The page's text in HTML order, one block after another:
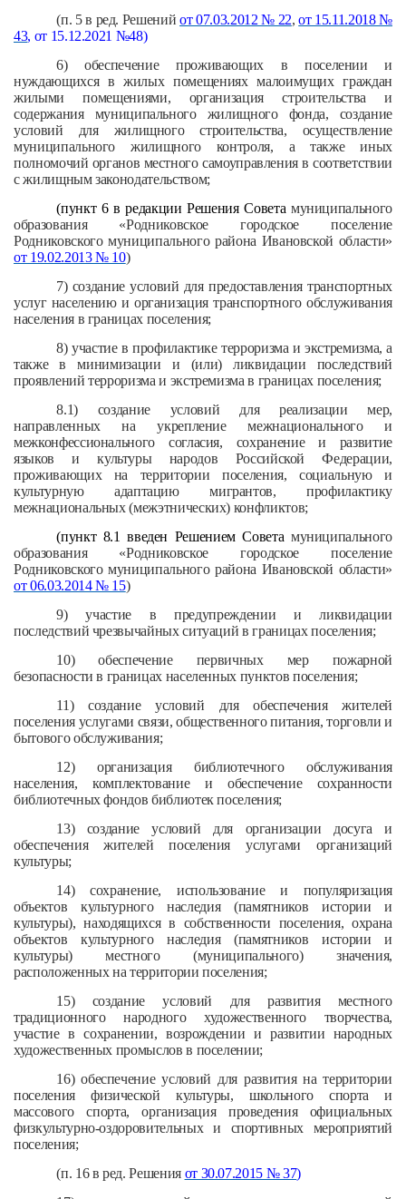
(п. 5 в ред. Решенийот 07.03.2012 № 22,от 15.11.2018 №
43, от 15.12.2021 №48)
6) обеспечение проживающих в поселении и
нуждающихся в жилых помещениях малоимущих граждан
жилыми помещениями, организация строительства и
содержания муниципального жилищного фонда, создание
условий для жилищного строительства, осуществление
муниципального жилищного контроля, а также иных
полномочий органов местного самоуправления в соответствии
с жилищным законодательством;
(пункт 6 в редакции Решения Совета муниципального
образования «Родниковское городское поселение
Родниковского муниципального района Ивановской области»
от 19.02.2013 № 10)
7) создание условий для предоставления транспортных
услуг населению и организация транспортного обслуживания
населения в границах поселения;
8) участие в профилактике терроризма и экстремизма, а
также в минимизации и (или) ликвидации последствий
проявлений терроризма и экстремизма в границах поселения;
8.1)
создание условий для реализации мер,
направленных на укрепление межнационального и
межконфессионального согласия, сохранение и развитие
языков и культуры народов Российской Федерации,
проживающих на территории поселения, социальную и
культурную адаптацию мигрантов, профилактику
межнациональных (межэтнических) конфликтов;
(пункт 8.1 введен Решением Совета муниципального
образования «Родниковское городское поселение
Родниковского муниципального района Ивановской области»
от 06.03.2014 № 15)
9) участие в предупреждении и ликвидации
последствий чрезвычайных ситуаций в границах поселения;
10) обеспечение первичных мер пожарной
безопасности в границах населенных пунктов поселения;
11) создание условий для обеспечения жителей
поселения услугами связи, общественного питания, торговли и
бытового обслуживания;
12) организация библиотечного обслуживания
населения, комплектование и обеспечение сохранности
библиотечных фондов библиотек поселения;
13) создание условий для организации досуга и
обеспечения жителей поселения услугами организаций
культуры;
14) сохранение, использование и популяризация
объектов культурного наследия (памятников истории и
культуры), находящихся в собственности поселения, охрана
объектов культурного наследия (памятников истории и
культуры) местного (муниципального) значения,
расположенных на территории поселения;
15) создание условий для развития местного
традиционного народного художественного творчества,
участие в сохранении, возрождении и развитии народных
художественных промыслов в поселении;
16) обеспечение условий для развития на территории
поселения физической культуры, школьного спорта и
массового спорта, организация проведения официальных
физкультурно-оздоровительных и спортивных мероприятий
поселения;
(п. 16 в ред. Решения от 30.07.2015 № 37)